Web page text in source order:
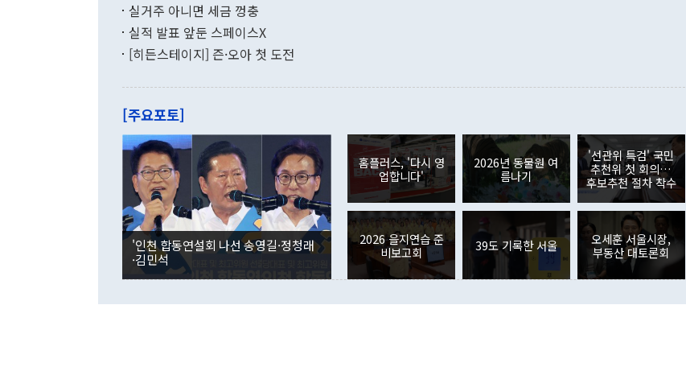
"우리의 선의대로 하는 게 과연 한반도의 평화와 안정에 플러스냐, 결론적
관은 업무보고 사후 브리핑에서 정 장관이 언급한 '4자 회담'에 대해 "이상
이 9월 러시아 블라디보스토크에서 열리는 '동방경제포럼(EEF)'을 언급하
며 "정부 차원에서 (참석을) 검토하고 있다"고 발언한 데 대해서도 조 장관
은 "그것은 외교부의 몫"이라며 "아직 거기까지 진도가 나가지 않았다"고
잘랐다. 정 장관이 이날 소개한 대북 구상과 설명은 정부 내 조율을 거치지
않았다는 점에서 문제가 있다. 특히 주적 표현 대체와 국호 사용, 9·19 군
사합의 복원, 4자회담 추진 등은 통일부 장관이 결정할 사안이 아니어서 월
권이라는 지적이 나오고 있다. 이 대통령은 정 장관의 업무보고를 듣고 난
뒤 "여기 업무보고에 발표했다고 승인난 건 아니다"라고 재차 확인했다. 정
부의 한 소식통은 "정 장관의 발언 내용은 대부분 국가안전보장회의(NSC)
를 거쳐 결정된 사안이 아닌 정 장관의 개인적 생각에 가깝다"며 "안보 관
련 부처 장관이 정부의 공식 정책이 아닌 사안을 추진하겠다고 업무보고를
하고 대통령의 면전에서 '국군통수권자가 나서야 한다'고 주장한 것은 심각
기록했지만 지식재산권사용료수지는 전월 흑자에서 4억4000만달러 적자
로 전환됐다. 본원소득수지는 배당소득을 중심으로 32억7000만달러 흑자
는 배당수입이 늘어난 데다 전월 분기배당에 따른 기저효과로 배당지급이
였던 올해 3월(369억9000만달러)을 넘어선 것이다. 직접투자에서는 내국
인의 해외투자가 80억1000만달러, 외국인의 국내투자가 46억3000만달러
각각 증가했다. 증권투자에서는 외국인의 국내 주식 매도세가 이어졌다. 외
국인의 국내 주식 투자는 차익실현 매도 등의 영향으로 316억1000만달러
감소하며 전월(-310억5000만달러)에 이어 역대 최대 순매도 기록을 다시
경신했다. 외국인의 국내 채권투자는 세계국채지수(WGBI) 자금 유입에도
분기 말 만기도래 영향으로 증가 폭이 줄어든 52억9000만달러를 기록했
다. 내국인의 해외 증권투자는 주식을 중심으로 35억6000만달러 증가했
다. eoyn2@newspim.com
실거주 아니면 세금 껑충
실적 발표 앞둔 스페이스X
[히든스테이지] 즌·오아 첫 도전
[주요포토]
'인천 합동연설회 나선 송영길·정청래
·김민석
홈플러스, '다시 영
업합니다'
2026년 동물원 여
름나기
'선관위 특검' 국민
추천위 첫 회의…
후보추천 절차 착수
2026 을지연습 준
비보고회
39도 기록한 서울
오세훈 서울시장,
부동산 대토론회